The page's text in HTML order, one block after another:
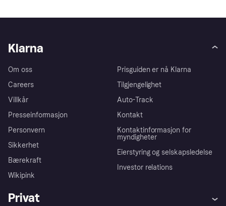
Klarna
Om oss
Careers
Villkår
Presseinformasjon
Personvern
Sikkerhet
Bærekraft
Wikipink
Prisguiden er nå Klarna
Tilgjengelighet
Auto-Track
Kontakt
Kontaktinformasjon for
myndigheter
Eierstyring og selskapsledelse
Investor relations
Privat